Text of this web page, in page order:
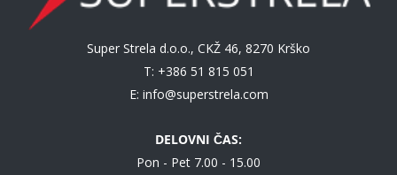
Super Strela d.o.o., CKŽ 46, 8270 Krško
T: +386 51 815 051
E: info@superstrela.com
DELOVNI ČAS:
Pon - Pet 7.00 - 15.00